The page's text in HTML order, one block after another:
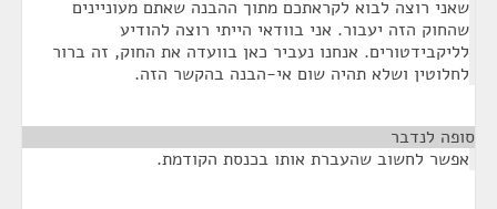
שאני רוצה לבוא לקראתכם מתוך ההבנה שאתם מעוניינים
שהחוק הזה יעבור. אני בוודאי הייתי רוצה להודיע
לליקבידטורים. אנחנו נעביר כאן בוועדה את החוק, זה ברור
לחלוטין ושלא תהיה שום אי-הבנה בהקשר הזה.
סופה לנדבר
אפשר לחשוב שהעברת אותו בכנסת הקודמת.